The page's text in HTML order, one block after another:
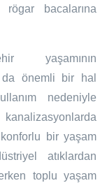
rögar bacalarına
yaşamının
da önemli bir hal
nedeniyle
bir yaşam
atıklardan
toplu yaşam